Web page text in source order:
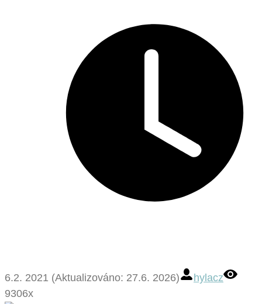
6.2. 2021 (Aktualizováno: 27.6. 2026)
hylacz
9306x